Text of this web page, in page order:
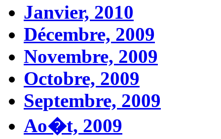
Janvier, 2010
Décembre, 2009
Novembre, 2009
Octobre, 2009
Septembre, 2009
Ao�t, 2009